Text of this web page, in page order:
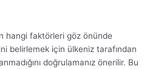
hangi faktörleri göz önünde
belirlemek için ülkeniz tarafından
doğrulamanız önerilir. Bu